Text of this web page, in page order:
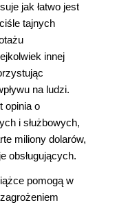
jak łatwo jest
tajnych
innej
na ludzi.
opinia o
i służbowych,
miliony dolarów,
obsługujących.
pomogą w